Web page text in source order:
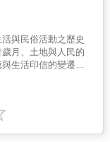
登記你帶進去幾
數量。還好有他幫
跟
個十年，走進那個
個年代的樣貌，那
文化。如果沒有看
場穿著的衣服和飾
是驕傲的。 他照
美好。是他想跟大
與民俗活動之歷史
月、土地與人民的
生活印信的變遷樣
大林蒲的日常社會
相關之歷史記憶與
，徵集該地史料、